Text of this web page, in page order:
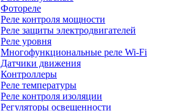
Фотореле
Реле контроля мощности
Реле защиты электродвигателей
Реле уровня
Многофункциональные реле Wi-Fi
Датчики движения
Контроллеры
Реле температуры
Реле контроля изоляции
Регуляторы освещенности